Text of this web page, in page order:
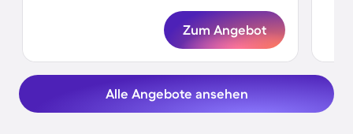
Zum Angebot
Alle Angebote ansehen